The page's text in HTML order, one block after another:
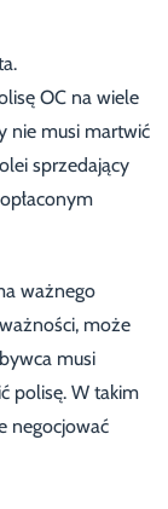
OC na wiele
nie musi martwić
sprzedający
ważnego
może
musi
polisę. W takim
negocjować